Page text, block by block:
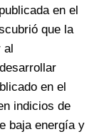
en el
que la
al
en el
indicios de
baja energía y